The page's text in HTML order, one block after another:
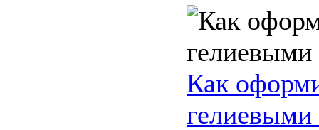
Как